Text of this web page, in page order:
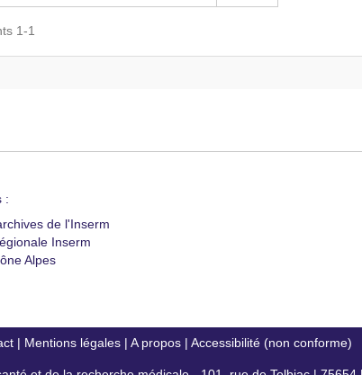
1-1
:
de l'Inserm
Inserm
Alpes
| Mentions légales| A propos| Accessibilité (non conforme)